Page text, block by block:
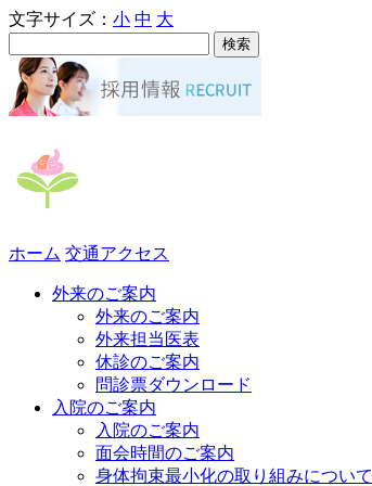
文字サイズ： 小 中 大
ホーム 交通アクセス
外来のご案内
外来のご案内
外来担当医表
休診のご案内
問診票ダウンロード
入院のご案内
入院のご案内
面会時間のご案内
身体拘束最小化の取り組みについて